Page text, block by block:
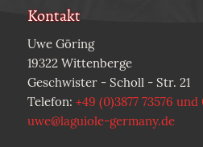
Kontakt
Uwe Göring
19322 Wittenberge
Geschwister - Scholl - Str. 21
Telefon: +49 (0)3877 73576 und
uwe@laguiole-germany.de